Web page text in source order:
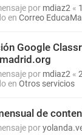
por mdiaz2 «
en Correo
Google
por mdiaz2 «
en Otros servicios
de
por